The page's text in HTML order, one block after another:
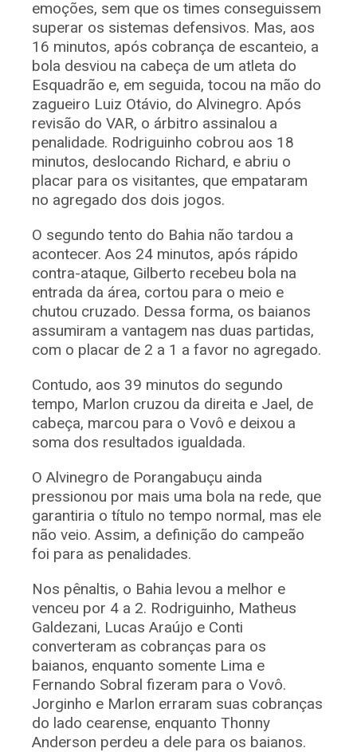
emoções, sem que os times conseguissem
superar os sistemas defensivos. Mas, aos
16 minutos, após cobrança de escanteio, a
bola desviou na cabeça de um atleta do
Esquadrão e, em seguida, tocou na mão do
zagueiro Luiz Otávio, do Alvinegro. Após
revisão do VAR, o árbitro assinalou a
penalidade. Rodriguinho cobrou aos 18
minutos, deslocando Richard, e abriu o
placar para os visitantes, que empataram
no agregado dos dois jogos.
O segundo tento do Bahia não tardou a
acontecer. Aos 24 minutos, após rápido
contra-ataque, Gilberto recebeu bola na
entrada da área, cortou para o meio e
chutou cruzado. Dessa forma, os baianos
assumiram a vantagem nas duas partidas,
com o placar de 2 a 1 a favor no agregado.
Contudo, aos 39 minutos do segundo
tempo, Marlon cruzou da direita e Jael, de
cabeça, marcou para o Vovô e deixou a
soma dos resultados igualdada.
O Alvinegro de Porangabuçu ainda
pressionou por mais uma bola na rede, que
garantiria o título no tempo normal, mas ele
não veio. Assim, a definição do campeão
foi para as penalidades.
Nos pênaltis, o Bahia levou a melhor e
venceu por 4 a 2. Rodriguinho, Matheus
Galdezani, Lucas Araújo e Conti
converteram as cobranças para os
baianos, enquanto somente Lima e
Fernando Sobral fizeram para o Vovô.
Jorginho e Marlon erraram suas cobranças
do lado cearense, enquanto Thonny
Anderson perdeu a dele para os baianos.